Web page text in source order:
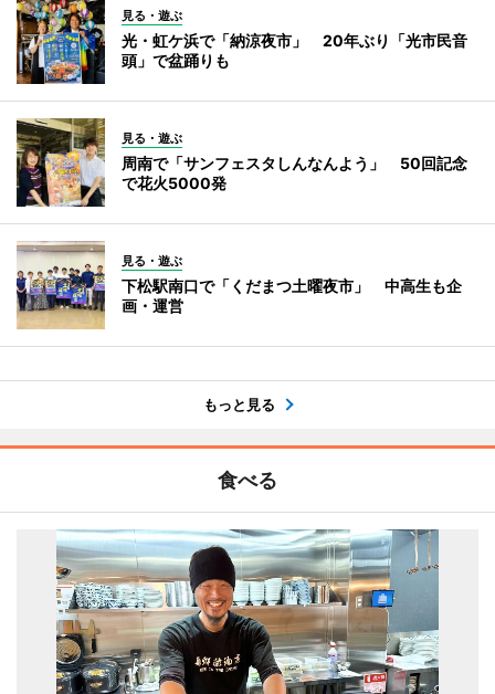
見る・遊ぶ
光・虹ケ浜で「納涼夜市」 20年ぶり「光市民音
頭」で盆踊りも
見る・遊ぶ
周南で「サンフェスタしんなんよう」 50回記念
で花火5000発
見る・遊ぶ
下松駅南口で「くだまつ土曜夜市」 中高生も企
画・運営
もっと見る
食べる